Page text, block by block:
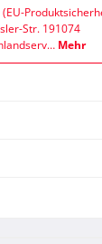
Str. 191074
Mehr